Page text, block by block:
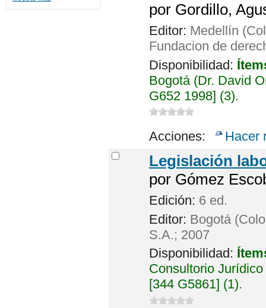
por Gordillo,
Editor: Medellín
Fundacion de
Disponibilidad:
Bogotá (Dr. David
G652 1998] (3).
Acciones: Hacer
Legislación
por Gómez
Edición: 6 ed.
Editor: Bogotá
S.A.; 2007
Disponibilidad:
Consultorio
[344 G5861] (1).